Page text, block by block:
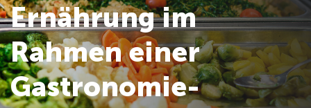
Ernährung im
Rahmen einer
Gastronomie-